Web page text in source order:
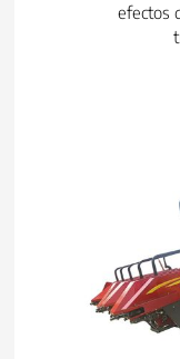
efectos